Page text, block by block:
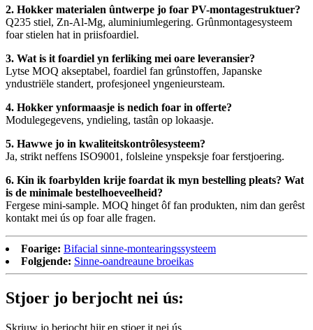
2. Hokker materialen ûntwerpe jo foar PV-montagestruktuer?
Q235 stiel, Zn-Al-Mg, aluminiumlegering. Grûnmontagesysteem
foar stielen hat in priisfoardiel.
3. Wat is it foardiel yn ferliking mei oare leveransier?
Lytse MOQ akseptabel, foardiel fan grûnstoffen, Japanske
yndustriële standert, profesjoneel yngenieursteam.
4. Hokker ynformaasje is nedich foar in offerte?
Modulegegevens, yndieling, tastân op lokaasje.
5. Hawwe jo in kwaliteitskontrôlesysteem?
Ja, strikt neffens ISO9001, folsleine ynspeksje foar ferstjoering.
6. Kin ik foarbylden krije foardat ik myn bestelling pleats? Wat
is de minimale bestelhoeveelheid?
Fergese mini-sample. MOQ hinget ôf fan produkten, nim dan gerêst
kontakt mei ús op foar alle fragen.
Foarige: Bifacial sinne-montearingssysteem
Folgjende: Sinne-oandreaune broeikas
Stjoer jo berjocht nei ús:
Skriuw jo berjocht hjir en stjoer it nei ús